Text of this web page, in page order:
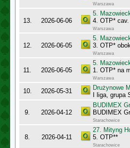
Warszawa
13. 2026-06-06
5.
4. OTP*
Warszawa
12. 2026-06-05
5.
3. OTP*
Warszawa
11. 2026-06-05
5.
1. OTP* na
Warszawa
10. 2026-05-31
Drużynowe
I liga, grupa
9. 2026-04-12
BUDIMEX
BUDIMEX
Starachowice
8. 2026-04-11
27. Mityng
5. OTP**
Starachowice